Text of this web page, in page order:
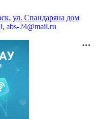
ул. Спандаряна дом
abs-24@mail.ru